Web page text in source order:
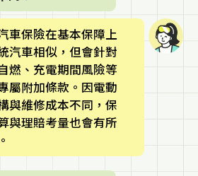
車保險在基本保障上
汽車相似，但會針對
燃、充電期間風險等
屬附加條款。因電動
與維修成本不同，保
與理賠考量也會有所